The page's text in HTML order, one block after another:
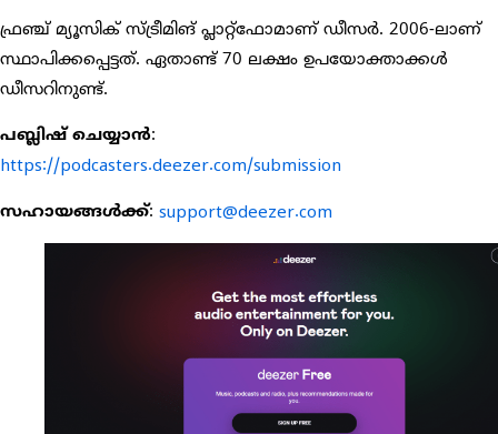
ഫ്രഞ്ച് മ്യൂസിക് സ്ട്രീമിങ് പ്ലാറ്റ്‌ഫോമാണ് ഡീസർ. 2006-ലാണ്
സ്ഥാപിക്കപ്പെട്ടത്. ഏതാണ്ട് 70 ലക്ഷം ഉപയോക്താക്കൾ
ഡീസറിനുണ്ട്.
പബ്ലിഷ് ചെയ്യാൻ:
https://podcasters.deezer.com/submission
സഹായങ്ങൾക്ക്: support@deezer.com